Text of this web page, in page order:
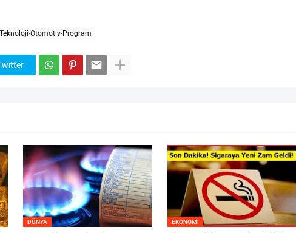
Teknoloji-Otomotiv-Program
DÜNYA EKONOMI